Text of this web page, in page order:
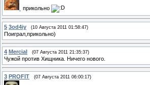
прикольно
5 3od4iy (10 Августа 2011 01:58:47)
Поиграл,прикольно)
4 Mercial (07 Августа 2011 21:35:37)
Чужой против Хищника. Ничего нового.
3 PROFIT (07 Августа 2011 06:00:17)